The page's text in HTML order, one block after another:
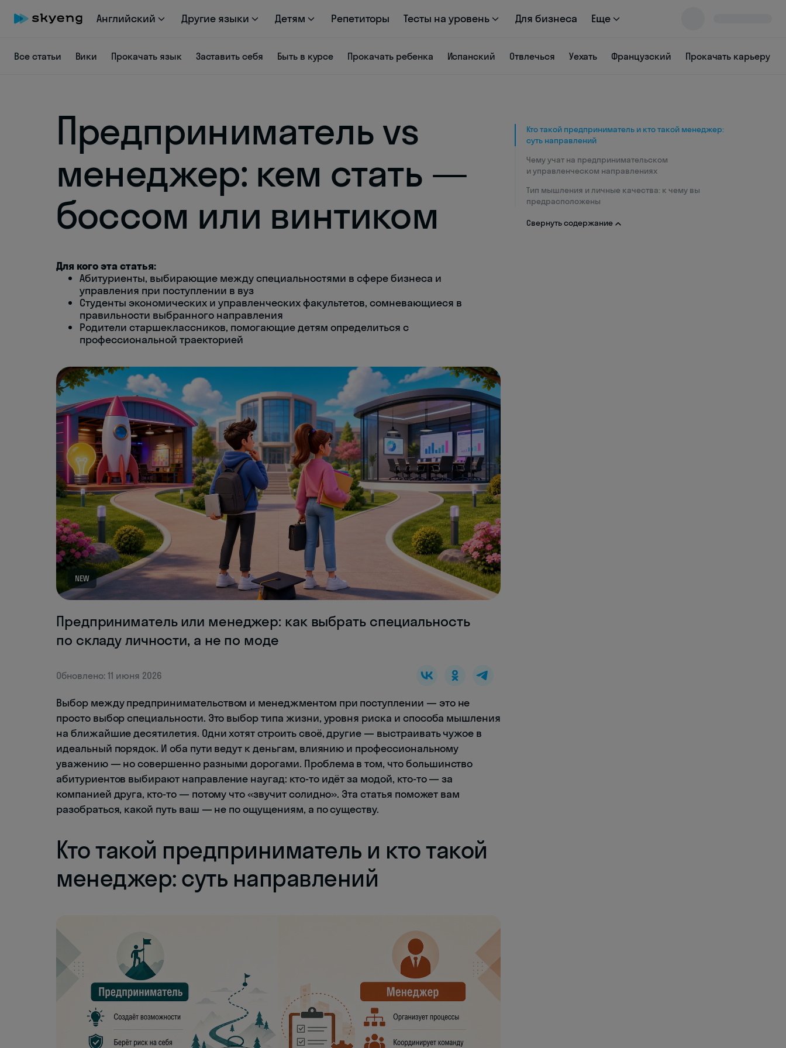
Английский Другие языки Детям Репетиторы Тесты на уровень Для бизнеса Еще
Все статьи Вики Прокачать язык Заставить себя Быть в курсе Прокачать ребенка Испанский Отвлечься Уехать Французский Прокачать карьеру
Предприниматель vs
менеджер: кем стать —
боссом или винтиком
Для кого эта статья:
Абитуриенты, выбирающие между специальностями в сфере бизнеса и
управления при поступлении в вуз
Студенты экономических и управленческих факультетов, сомневающиеся в
правильности выбранного направления
Родители старшеклассников, помогающие детям определиться с
профессиональной траекторией
NEW
Предприниматель или менеджер: как выбрать специальность
по складу личности, а не по моде
Обновлено: 11 июня 2026
Выбор между предпринимательством и менеджментом при поступлении — это не
просто выбор специальности. Это выбор типа жизни, уровня риска и способа мышления
на ближайшие десятилетия. Одни хотят строить своё, другие — выстраивать чужое в
идеальный порядок. И оба пути ведут к деньгам, влиянию и профессиональному
уважению — но совершенно разными дорогами. Проблема в том, что большинство
абитуриентов выбирают направление наугад: кто-то идёт за модой, кто-то — за
компанией друга, кто-то — потому что «звучит солидно». Эта статья поможет вам
разобраться, какой путь ваш — не по ощущениям, а по существу.
Кто такой предприниматель и кто такой
менеджер: суть направлений
Кто такой предприниматель и кто такой менеджер:
суть направлений
Чему учат на предпринимательском
и управленческом направлениях
Тип мышления и личные качества: к чему вы
предрасположены
Свернуть содержание